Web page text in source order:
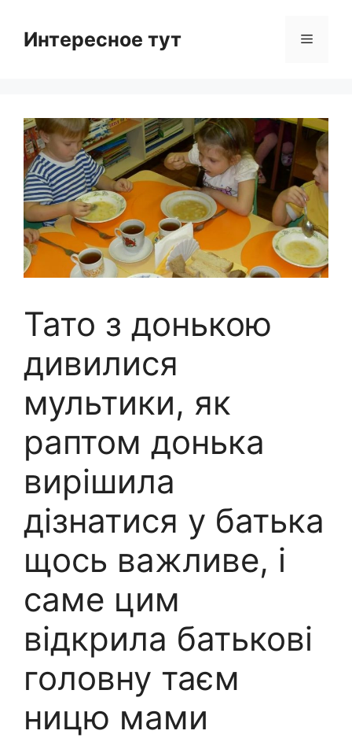
contentИнтересное тут Menu
Тато з донькою
дивилися
мультики, як
раптом донька
вирішила
дізнатися у батька
щось важливе, і
саме цим
відкрила батькові
головну таєм
ницю мами